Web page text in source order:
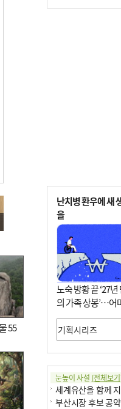
55
난치병 환우에 새
을
노숙 방황 끝 ‘27년
의 가족 상봉’…어
와 행복 꿈꿔
눈높이 사설 [전체보
세계유산을 함께
부산시장 후보 공